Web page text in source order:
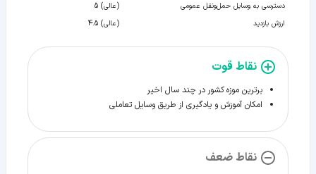
دسترسی به وسایل حمل‌و‌نقل عمومی
(عالی) 5
ارزش بازدید
(عالی) 4.5
نقاط قوت
برترین موزه کشور در چند سال اخیر
امکان آموزش و یادگیری از طریق وسایل تعاملی
نقاط ضعف